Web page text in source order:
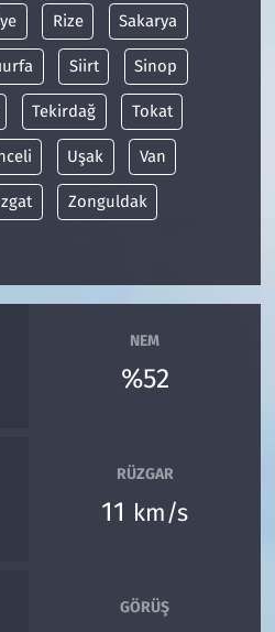
Rize Sakarya
Siirt Sinop
Tekirdağ Tokat
Uşak Van
Zonguldak
NEM
%52
RÜZGAR
11 km/s
GÖRÜŞ